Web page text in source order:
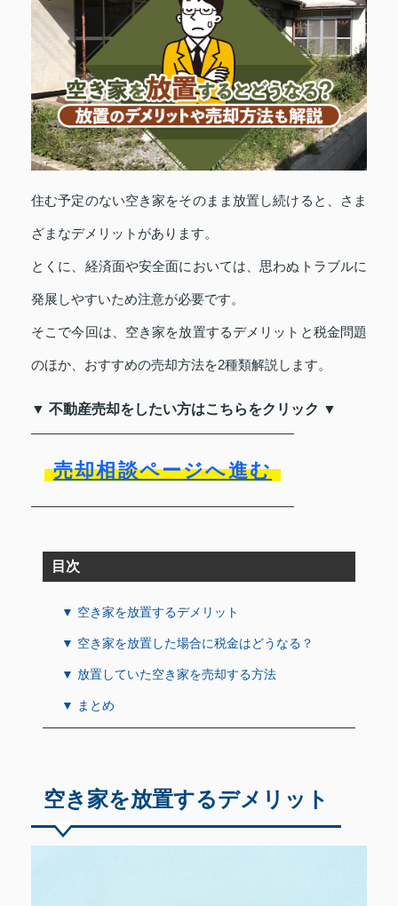
住む予定のない空き家をそのまま放置し続けると、さま
ざまなデメリットがあります。
とくに、経済面や安全面においては、思わぬトラブルに
発展しやすいため注意が必要です。
そこで今回は、空き家を放置するデメリットと税金問題
のほか、おすすめの売却方法を2種類解説します。
▼ 不動産売却をしたい方はこちらをクリック ▼
売却相談ページへ進む
目次
▼ 空き家を放置するデメリット
▼ 空き家を放置した場合に税金はどうなる？
▼ 放置していた空き家を売却する方法
▼ まとめ
空き家を放置するデメリット